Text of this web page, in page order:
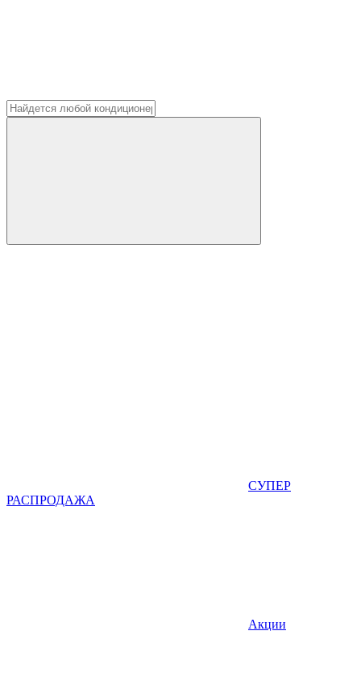
СУПЕР
РАСПРОДАЖА
Акции